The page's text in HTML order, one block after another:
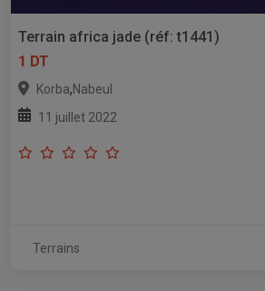
Terrain africa jade (réf: t1441)
1 DT
Korba,Nabeul
11 juillet 2022
Terrains